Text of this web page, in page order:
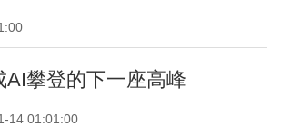
AI攀登的下一座高峰
14 01:01:00